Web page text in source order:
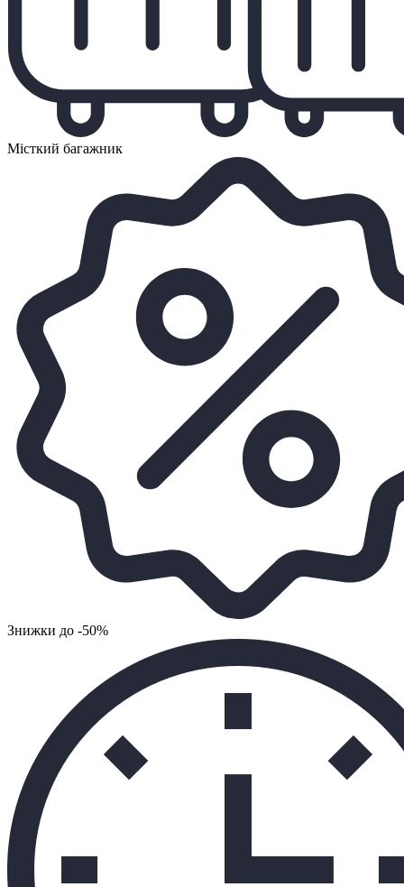
Місткий багажник
Знижки до -50%